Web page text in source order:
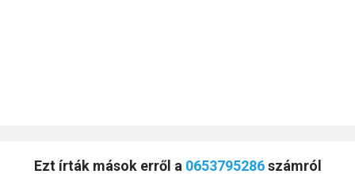
Ezt írták mások erről a 0653795286számról